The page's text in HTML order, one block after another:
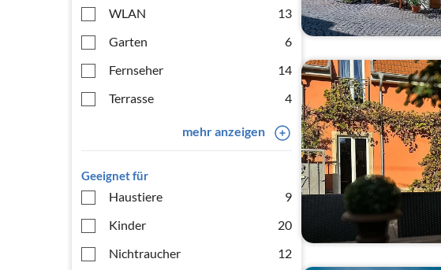
WLAN
13
Garten
6
Fernseher
14
Terrasse
4
mehr anzeigen
Geeignet für
Haustiere
9
Kinder
20
Nichtraucher
12